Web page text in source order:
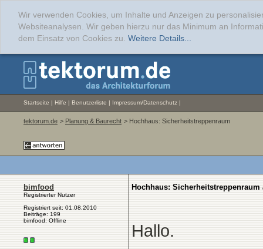
Wir verwenden Cookies, um Inhalte und Anzeigen zu
Websiteanalysen. Wir geben hierzu nur das Minimum an
dem Einsatz von Cookies zu. Weitere Details...
Startseite | Hilfe | Benutzerliste | Impressum/Datenschutz |
tektorum.de > Planung & Baurecht > Hochhaus: Sicherheitstreppenraum
bimfood
Registrierter Nutzer
Registriert seit: 01.08.2010
Beiträge: 199
bimfood: Offline
Hochhaus: Sicherheitstreppenraum
Hallo.